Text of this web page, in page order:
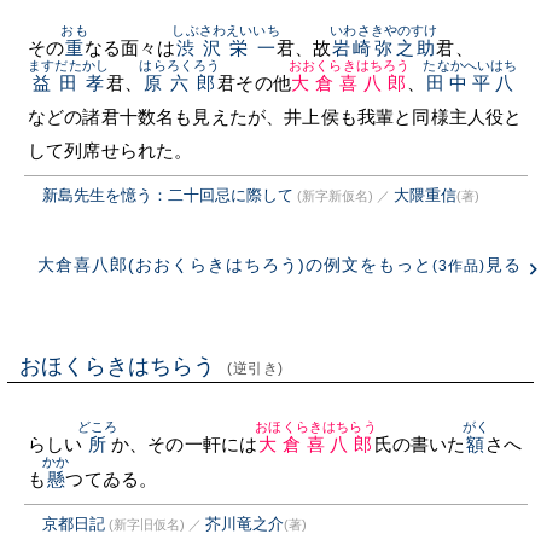
その重
おも
なる面々は渋沢栄一
しぶさわえいいち
君、故岩崎弥之助
いわさきやのすけ
君、
益田孝
ますだたかし
君、 原六郎
はらろくろう
君その他大倉喜八郎
おおくらきはちろう
田中平八
たなかへいはち
などの諸君十数名も見えたが、井上侯も我輩と同様主人役と
して列席せられた。
新島先生を憶う：二十回忌に際して (新字新仮名) ／ 大隈重信(著)
大倉喜八郎(おおくらきはちろう)の例文をもっと (3作品) 見る
おほくらきはちらう (逆引き)
らしい 所
どころ
か、その一軒には大倉喜八郎
おほくらきはちらう
氏の書いた額
がく
さへ
も懸
かか
つてゐる。
京都日記 (新字旧仮名) ／ 芥川竜之介(著)